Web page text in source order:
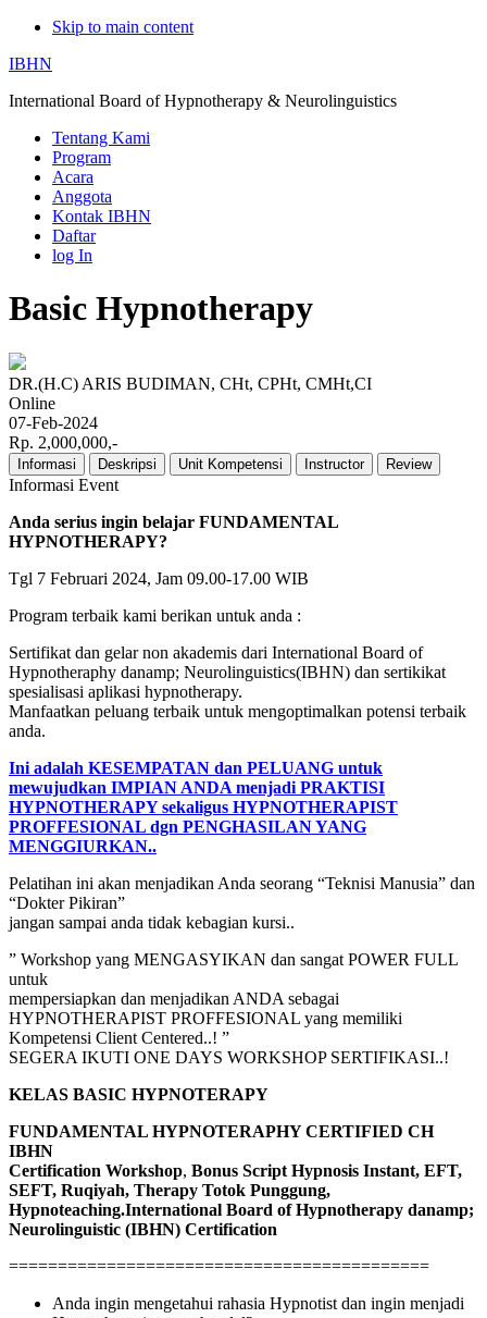
Skip to main content
IBHN
International Board of Hypnotherapy & Neurolinguistics
Tentang Kami
Program
Acara
Anggota
Kontak IBHN
Daftar
log In
Basic Hypnotherapy
DR.(H.C) ARIS BUDIMAN, CHt, CPHt, CMHt,CI
Online
07-Feb-2024
Rp. 2,000,000,-
Informasi Deskripsi Unit Kompetensi Instructor Review
Informasi Event
Anda serius ingin belajar FUNDAMENTAL
HYPNOTHERAPY?
Tgl 7 Februari 2024, Jam 09.00-17.00 WIB
Program terbaik kami berikan untuk anda :
Sertifikat dan gelar non akademis dari International Board of
Hypnotheraphy danamp; Neurolinguistics(IBHN) dan sertikikat
spesialisasi aplikasi hypnotherapy.
Manfaatkan peluang terbaik untuk mengoptimalkan potensi terbaik
anda.
Ini adalah KESEMPATAN dan PELUANG untuk
mewujudkan IMPIAN ANDA menjadi PRAKTISI
HYPNOTHERAPY sekaligus HYPNOTHERAPIST
PROFFESIONAL dgn PENGHASILAN YANG
MENGGIURKAN..
Pelatihan ini akan menjadikan Anda seorang “Teknisi Manusia” dan
“Dokter Pikiran”
jangan sampai anda tidak kebagian kursi..
” Workshop yang MENGASYIKAN dan sangat POWER FULL
untuk
mempersiapkan dan menjadikan ANDA sebagai
HYPNOTHERAPIST PROFFESIONAL yang memiliki
Kompetensi Client Centered..! ”
SEGERA IKUTI ONE DAYS WORKSHOP SERTIFIKASI..!
KELAS BASIC HYPNOTERAPY
FUNDAMENTAL HYPNOTERAPHY CERTIFIED CH
IBHN
Certification Workshop, Bonus Script Hypnosis Instant, EFT,
SEFT, Ruqiyah, Therapy Totok Punggung,
Hypnoteaching.International Board of Hypnotherapy danamp;
Neurolinguistic (IBHN) Certification
===========================================
Anda ingin mengetahui rahasia Hypnotist dan ingin menjadi